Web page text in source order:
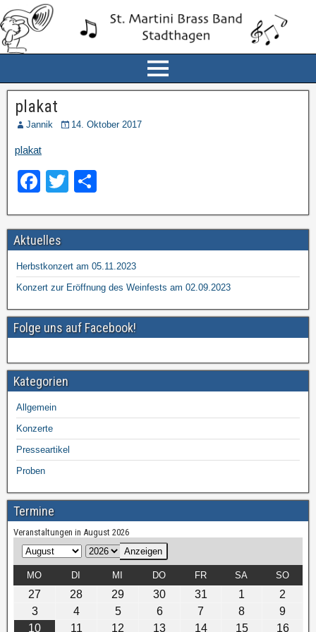
plakat
Jannik 14. Oktober 2017
plakat
F
c
e
b
o
o
k
T
tt
er
e
n
Aktuelles
Herbstkonzert am 05.11.2023
Konzert zur Eröffnung des Weinfests am 02.09.2023
Folge uns auf Facebook!
Kategorien
Allgemein
Konzerte
Presseartikel
Proben
Termine
Veranstaltungen in August 2026
M
n
J
h
MO DI MI DO FR SA SO
27 28 29 30 31 1
2
3
4 5 6 7 8
9
10
11 12 13 14 15 16